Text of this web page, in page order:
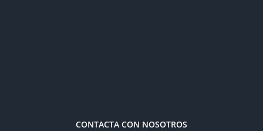
CONTACTA CON NOSOTROS